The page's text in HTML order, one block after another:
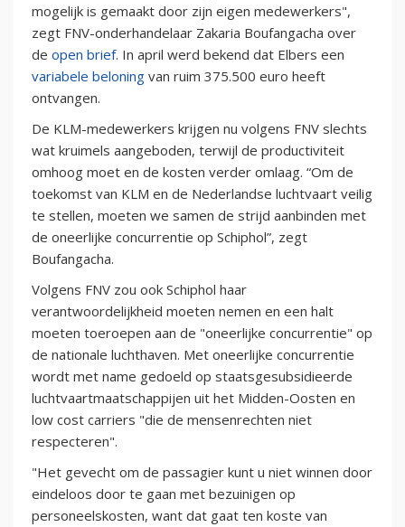
mogelijk is gemaakt door zijn eigen medewerkers",
zegt FNV-onderhandelaar Zakaria Boufangacha over
de open brief. In april werd bekend dat Elbers een
variabele beloning van ruim 375.500 euro heeft
ontvangen.
De KLM-medewerkers krijgen nu volgens FNV slechts
wat kruimels aangeboden, terwijl de productiviteit
omhoog moet en de kosten verder omlaag. “Om de
toekomst van KLM en de Nederlandse luchtvaart veilig
te stellen, moeten we samen de strijd aanbinden met
de oneerlijke concurrentie op Schiphol”, zegt
Boufangacha.
Volgens FNV zou ook Schiphol haar
verantwoordelijkheid moeten nemen en een halt
moeten toeroepen aan de "oneerlijke concurrentie" op
de nationale luchthaven. Met oneerlijke concurrentie
wordt met name gedoeld op staatsgesubsidieerde
luchtvaartmaatschappijen uit het Midden-Oosten en
low cost carriers "die de mensenrechten niet
respecteren".
"Het gevecht om de passagier kunt u niet winnen door
eindeloos door te gaan met bezuinigen op
personeelskosten, want dat gaat ten koste van